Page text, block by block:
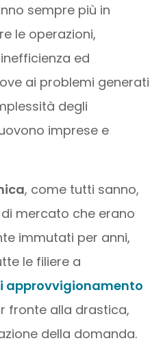
sempre più in
le operazioni,
ed
ai problemi generati
degli
imprese e
, come tutti sanno,
mercato che erano
immutati per anni,
le filiere a
approvvigionamento
fronte alla drastica,
della domanda.